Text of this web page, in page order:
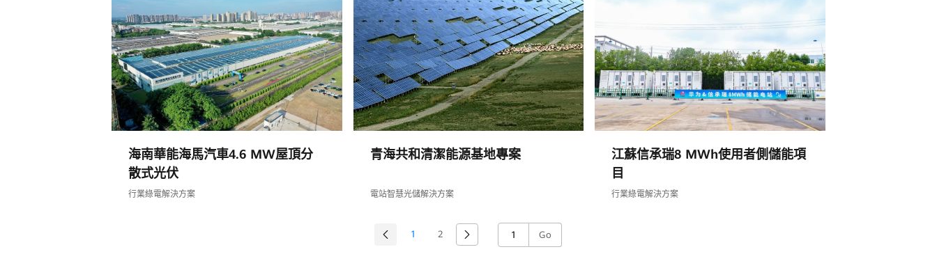
海南華能海馬汽車4.6 MW屋頂分
散式光伏
行業綠電解決方案
青海共和清潔能源基地專案
電站智慧光儲解決方案
江蘇信承瑞8 MWh使用者側儲能項
目
行業綠電解決方案
1 2 Go